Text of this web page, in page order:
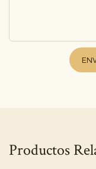
Productos